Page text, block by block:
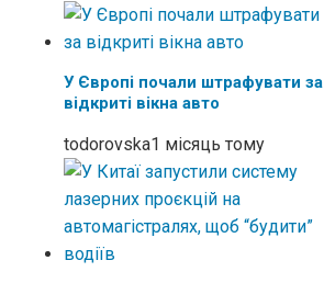
У Європі почали штрафувати за
відкриті вікна авто
todorovska1 місяць тому